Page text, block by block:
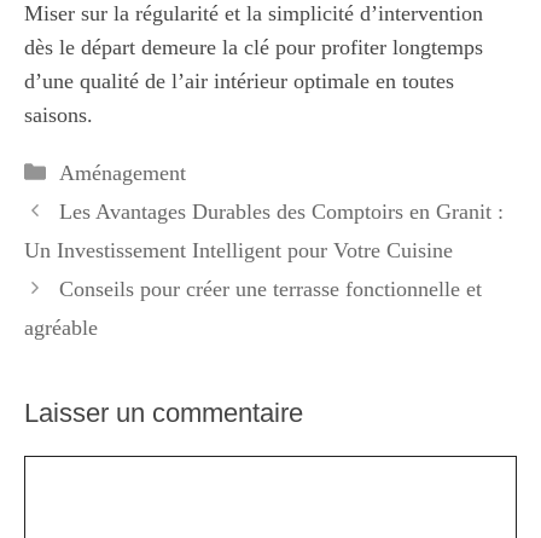
Miser sur la régularité et la simplicité d’intervention
dès le départ demeure la clé pour profiter longtemps
d’une qualité de l’air intérieur optimale en toutes
saisons.
Catégories
Aménagement
Les Avantages Durables des Comptoirs en Granit :
Un Investissement Intelligent pour Votre Cuisine
Conseils pour créer une terrasse fonctionnelle et
agréable
Laisser un commentaire